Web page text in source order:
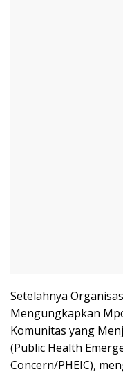
Setelahnya
Mengungkapkan
Komunitas yang
(Public Health
Concern/PHEIC),